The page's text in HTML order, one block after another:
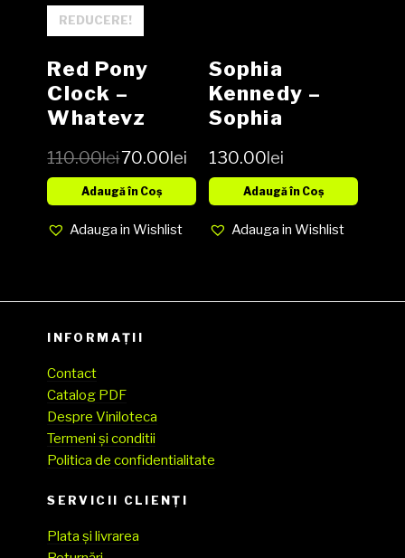
REDUCERE!
Red Pony
Clock ‎–
Whatevz
Vinyl, LP,
Album,
media NM
110.00lei70.00lei
Adaugă în Coș
Adauga in Wishlist
Sophia
Kennedy ‎–
Sophia
Vinyl LP
130.00lei
Adaugă în Coș
Adauga in Wishlist
INFORMAȚII
Contact
Catalog PDF
Despre Viniloteca
Termeni și conditii
Politica de confidentialitate
SERVICII CLIENŢI
Plata și livrarea